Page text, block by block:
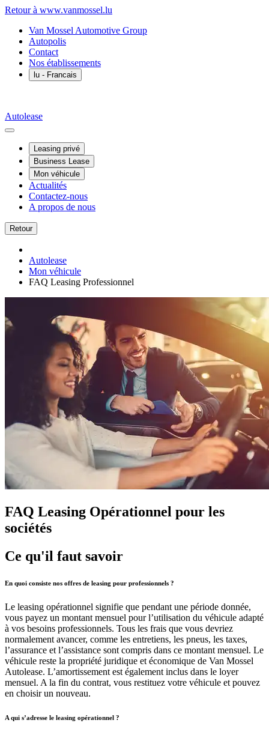
Retour à www.vanmossel.lu
Van Mossel Automotive Group
Autopolis
Contact
Nos établissements
lu - Francais
Autolease
Leasing privé
Business Lease
Mon véhicule
Actualités
Contactez-nous
A propos de nous
Retour
Autolease
Mon véhicule
FAQ Leasing Professionnel
FAQ Leasing Opérationnel pour les
sociétés
Ce qu'il faut savoir
En quoi consiste nos offres de leasing pour professionnels ?
Le leasing opérationnel signifie que pendant une période donnée,
vous payez un montant mensuel pour l’utilisation du véhicule adapté
à vos besoins professionnels. Tous les frais que vous devriez
normalement avancer, comme les entretiens, les pneus, les taxes,
l’assurance et l’assistance sont compris dans ce montant mensuel. Le
véhicule reste la propriété juridique et économique de Van Mossel
Autolease. L’amortissement est également inclus dans le loyer
mensuel. A la fin du contrat, vous restituez votre véhicule et pouvez
en choisir un nouveau.
A qui s’adresse le leasing opérationnel ?